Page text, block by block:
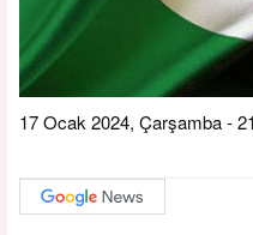
17 Ocak 2024, Çarşamba -